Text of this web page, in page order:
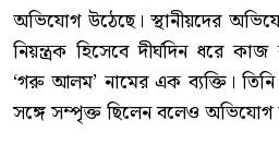
অভিযোগ উঠেছে। স্থানীয়দের
নিয়ন্ত্রক হিসেবে দীর্ঘদিন ধরে
‘গরু আলম’ নামের এক ব্যক্তি। তিনি
সঙ্গে সম্পৃক্ত ছিলেন বলেও অভিযোগ